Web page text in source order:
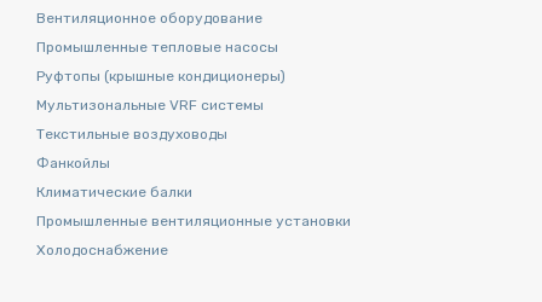
Вентиляционное оборудование
Промышленные тепловые насосы
Руфтопы (крышные кондиционеры)
Мультизональные VRF системы
Текстильные воздуховоды
Фанкойлы
Климатические балки
Промышленные вентиляционные установки
Холодоснабжение